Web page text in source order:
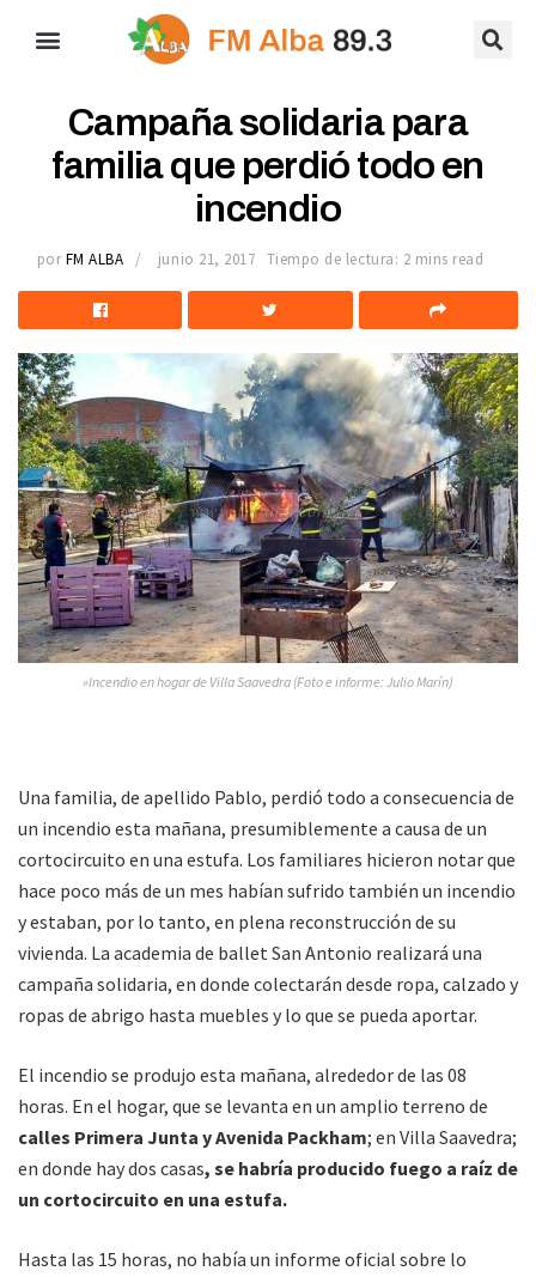
Campaña solidaria para
familia que perdió todo en
incendio
por FM ALBA junio 21, 2017 Tiempo de lectura: 2 mins read
»Incendio en hogar de Villa Saavedra (Foto e informe: Julio Marín)
Una familia, de apellido Pablo, perdió todo a consecuencia de
un incendio esta mañana, presumiblemente a causa de un
cortocircuito en una estufa. Los familiares hicieron notar que
hace poco más de un mes habían sufrido también un incendio
y estaban, por lo tanto, en plena reconstrucción de su
vivienda. La academia de ballet San Antonio realizará una
campaña solidaria, en donde colectarán desde ropa, calzado y
ropas de abrigo hasta muebles y lo que se pueda aportar.
El incendio se produjo esta mañana, alrededor de las 08
horas. En el hogar, que se levanta en un amplio terreno de
calles Primera Junta y Avenida Packham; en Villa Saavedra;
en donde hay dos casas, se habría producido fuego a raíz de
un cortocircuito en una estufa.
Hasta las 15 horas, no había un informe oficial sobre lo